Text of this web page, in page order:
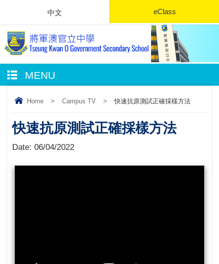
中文 eClass
MENU
Home > Campus TV > 快速抗原測試正確採樣方法
快速抗原測試正確採樣方法
Date: 06/04/2022